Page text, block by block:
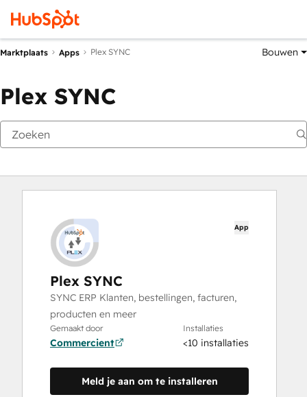
Marktplaats Apps Plex SYNC Bouwen
Plex SYNC
App
Plex SYNC
SYNC ERP Klanten, bestellingen, facturen,
producten en meer
Gemaakt door
Commercient
Installaties
<10 installaties
Meld je aan om te installeren